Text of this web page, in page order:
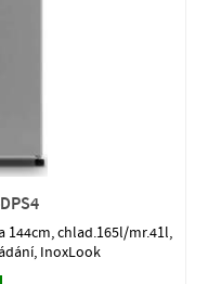
144cm, chlad.165l/mr.41l,
InoxLook